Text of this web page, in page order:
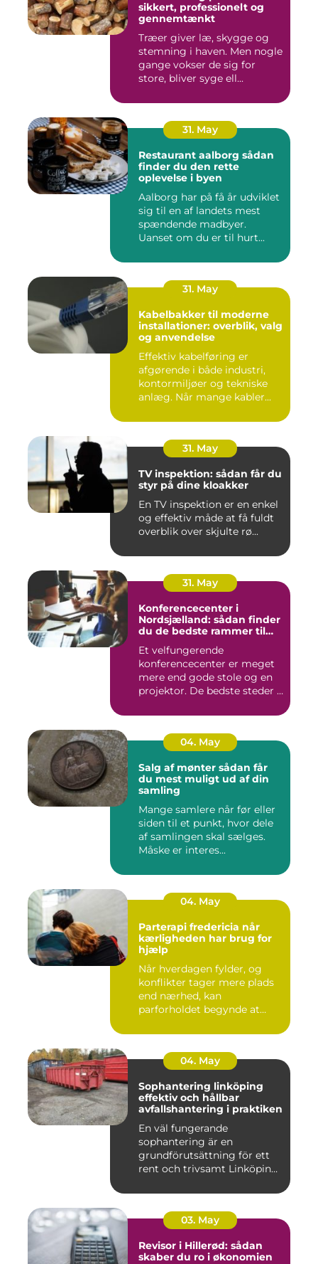
sikkert, professionelt og
gennemtænkt
Træer giver læ, skygge og
stemning i haven. Men nogle
gange vokser de sig for
store, bliver syge ell...
31. May
Restaurant aalborg sådan
finder du den rette
oplevelse i byen
Aalborg har på få år udviklet
sig til en af landets mest
spændende madbyer.
Uanset om du er til hurt...
31. May
Kabelbakker til moderne
installationer: overblik, valg
og anvendelse
Effektiv kabelføring er
afgørende i både industri,
kontormiljøer og tekniske
anlæg. Når mange kabler...
31. May
TV inspektion: sådan får du
styr på dine kloakker
En TV inspektion er en enkel
og effektiv måde at få fuldt
overblik over skjulte rø...
31. May
Konferencecenter i
Nordsjælland: sådan finder
du de bedste rammer til
Et velfungerende
konferencecenter er meget
mere end gode stole og en
projektor. De bedste steder i
04. May
Salg af mønter sådan får
du mest muligt ud af din
samling
Mange samlere når før eller
siden til et punkt, hvor dele
af samlingen skal sælges.
Måske er interes...
04. May
Parterapi fredericia når
kærligheden har brug for
hjælp
Når hverdagen fylder, og
konflikter tager mere plads
end nærhed, kan
parforholdet begynde at
04. May
Sophantering linköping
effektiv och hållbar
avfallshantering i praktiken
En väl fungerande
sophantering är en
grundförutsättning för ett
rent och trivsamt Linköping.
03. May
Revisor i Hillerød: sådan
skaber du ro i økonomien